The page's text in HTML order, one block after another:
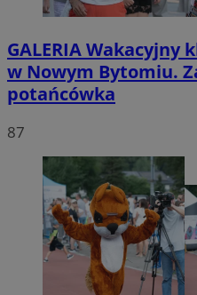
GALERIAWakacyjny
w Nowym Bytomiu.
potańcówka
87